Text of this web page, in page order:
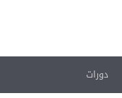
دورات